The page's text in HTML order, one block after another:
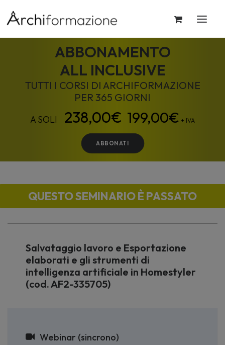
ABBONAMENTO
ALL INCLUSIVE
TUTTI I CORSI DI ARCHIFORMAZIONE
PER 365 GIORNI
199,00€ + IVA
ABBONATI
QUESTO SEMINARIO È PASSATO
Salvataggio lavoro e Esportazione
elaborati e gli strumenti di
intelligenza artificiale in Homestyler
(cod. AF2-335705)
Webinar (sincrono)